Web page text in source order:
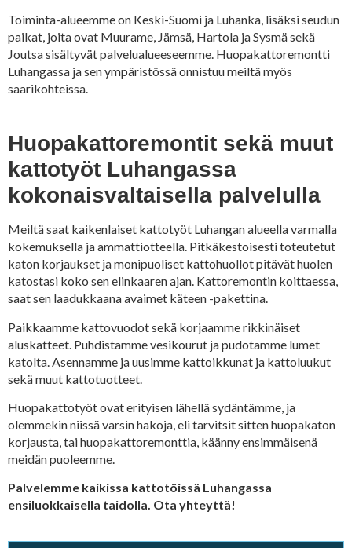
Toiminta-alueemme on Keski-Suomi ja Luhanka, lisäksi seudun
paikat, joita ovat Muurame, Jämsä, Hartola ja Sysmä sekä
Joutsa sisältyvät palvelualueeseemme. Huopakattoremontti
Luhangassa ja sen ympäristössä onnistuu meiltä myös
saarikohteissa.
Huopakattoremontit sekä muut
kattotyöt Luhangassa
kokonaisvaltaisella palvelulla
Meiltä saat kaikenlaiset kattotyöt Luhangan alueella varmalla
kokemuksella ja ammattiotteella. Pitkäkestoisesti toteutetut
katon korjaukset ja monipuoliset kattohuollot pitävät huolen
katostasi koko sen elinkaaren ajan. Kattoremontin koittaessa,
saat sen laadukkaana avaimet käteen -pakettina.
Paikkaamme kattovuodot sekä korjaamme rikkinäiset
aluskatteet. Puhdistamme vesikourut ja pudotamme lumet
katolta. Asennamme ja uusimme kattoikkunat ja kattoluukut
sekä muut kattotuotteet.
Huopakattotyöt ovat erityisen lähellä sydäntämme, ja
olemmekin niissä varsin hakoja, eli tarvitsit sitten huopakaton
korjausta, tai huopakattoremonttia, käänny ensimmäisenä
meidän puoleemme.
Palvelemme kaikissa kattotöissä Luhangassa
ensiluokkaisella taidolla. Ota yhteyttä!